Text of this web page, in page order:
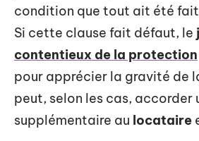
condition que tout ait été fait
Si cette clause fait défaut, le
contentieux de la protection
pour apprécier la gravité de
peut, selon les cas, accorder
supplémentaire au locataire